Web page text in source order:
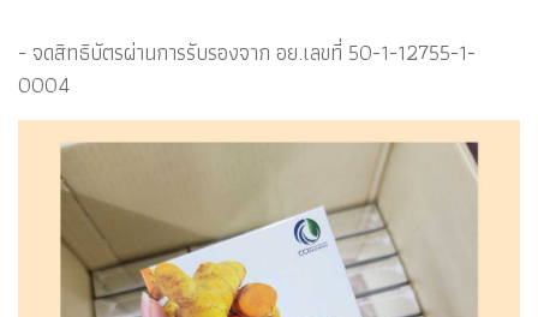
- จดสิทธิบัตรผ่านการรับรองจาก อย.เลขที่ 50-1-12755-1-
0004